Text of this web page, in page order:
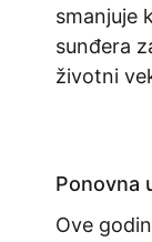
smanjuje
sunđera
životni
Ponovna
Ove